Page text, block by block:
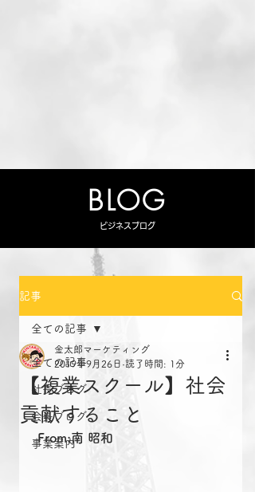
BLOG
ビジネスブログ
記事
全ての記事
社長ブログ
会長ブログ
事業案内
全ての記事
【複業スクール】社会
貢献すること
金太郎マーケティング
2019年9月26日 読了時間: 1分
From:南 昭和